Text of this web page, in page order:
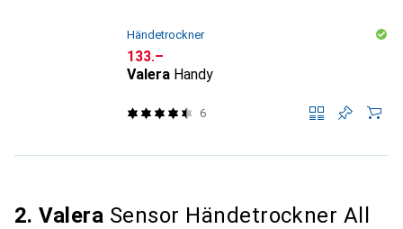
Händetrockner
CHF
133.–
Valera Handy
6
2. Valera Sensor Händetrockner All